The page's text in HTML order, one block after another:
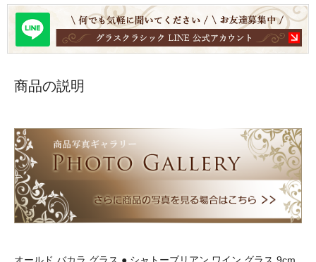
商品の説明
オールド バカラ グラス ● シャトーブリアン ワイン グラス 9cm